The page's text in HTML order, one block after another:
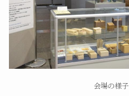
会場の様子